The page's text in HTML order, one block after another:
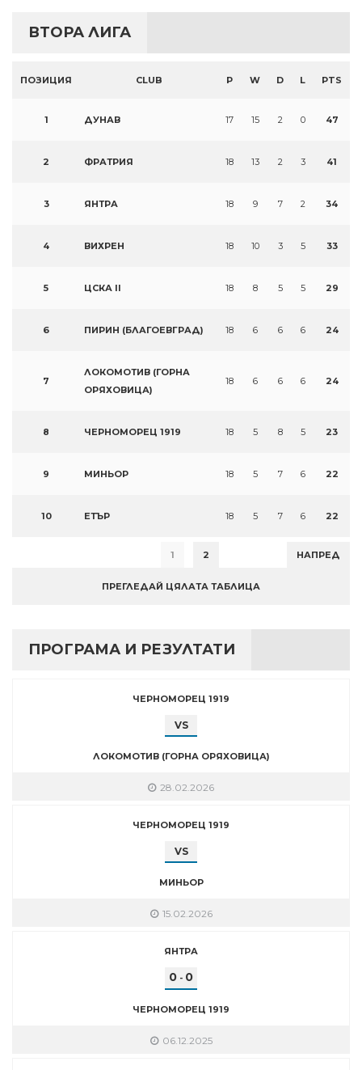
ВТОРА ЛИГА
ПОЗИЦИЯ CLUB P W D L PTS
1 ДУНАВ 17 15 2 0 47
2 ФРАТРИЯ 18 13 2 3 41
3 ЯНТРА 18 9 7 2 34
4 ВИХРЕН 18 10 3 5 33
5 ЦСКА II 18 8 5 5 29
6 ПИРИН (БЛАГОЕВГРАД) 18 6 6 6 24
7
ЛОКОМОТИВ (ГОРНА
ОРЯХОВИЦА)
18 6 6 6 24
8 ЧЕРНОМОРЕЦ 1919 18 5 8 5 23
9 МИНЬОР 18 5 7 6 22
10 ЕТЪР 18 5 7 6 22
1 2 НАПРЕД
ПРЕГЛЕДАЙ ЦЯЛАТА ТАБЛИЦА
ПРОГРАМА И РЕЗУЛТАТИ
ЧЕРНОМОРЕЦ 1919
VS
ЛОКОМОТИВ (ГОРНА ОРЯХОВИЦА)
28.02.2026
ЧЕРНОМОРЕЦ 1919
VS
МИНЬОР
15.02.2026
ЯНТРА
0 - 0
ЧЕРНОМОРЕЦ 1919
06.12.2025